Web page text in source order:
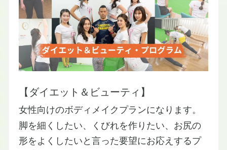
【ダイエット＆ビューティ】
女性向けのボディメイクプランになります。
脚を細くしたい、くびれを作りたい、お尻の
形をよくしたいと言った要望にお応えするプ